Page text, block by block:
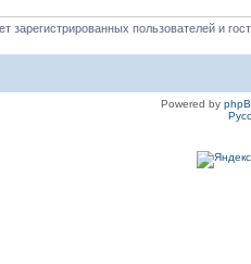
зарегистрированных пользователей и
Powered by